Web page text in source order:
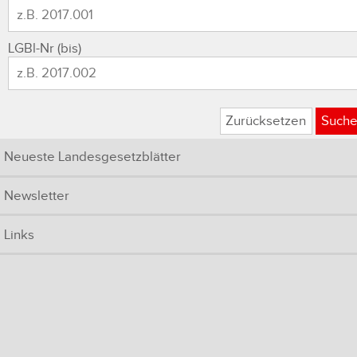
LGBl-Nr (bis)
Zurücksetzen
Neueste Landesgesetzblätter
Newsletter
Links